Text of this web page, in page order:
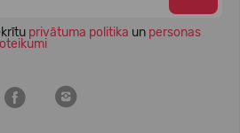
privātuma politika un personas